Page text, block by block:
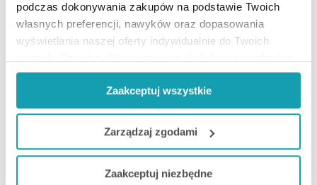
podczas dokonywania zakupów na podstawie Twoich
własnych preferencji, nawyków oraz dopasowania
wyświetlania naszej oferty indywidualnie do Twoich
do prawidłowego działania Portalu oraz jego
funkcjonalności. W zależności od funkcji, dane o tym jak
korzystasz z naszej witryny będą również przekazywane
do naszych Partnerów marketingowych i analitycznych.
Jeżeli chcesz dostosować swoją zgodę i wybrać tylko
niektóre dodatkowe funkcje, z którymi wiąże się
Zaakceptuj wszystkie
Zarządzaj zgodami
Zaakceptuj niezbędne
Zapisz się do newslettera
OTRZYMAJ KOD NA DARMOWĄ
DOSTAWĘ*
dostawy. Szczegóły w regulaminie -
kliknij tutaj